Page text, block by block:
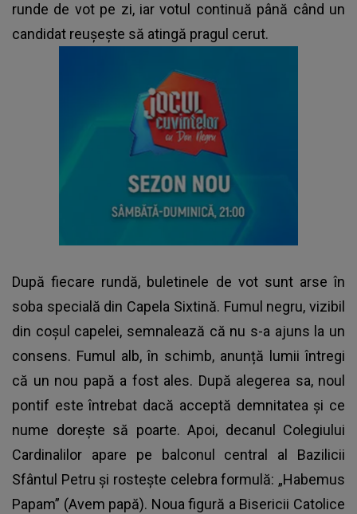
runde de vot pe zi, iar votul continuă până când un
candidat reușește să atingă pragul cerut.
După fiecare rundă, buletinele de vot sunt arse în
soba specială din Capela Sixtină. Fumul negru, vizibil
din coșul capelei, semnalează că nu s-a ajuns la un
consens. Fumul alb, în schimb, anunță lumii întregi
că un nou papă a fost ales. După alegerea sa, noul
pontif este întrebat dacă acceptă demnitatea și ce
nume dorește să poarte. Apoi, decanul Colegiului
Cardinalilor apare pe balconul central al Bazilicii
Sfântul Petru și rostește celebra formulă: „Habemus
Papam” (Avem papă). Noua figură a Bisericii Catolice